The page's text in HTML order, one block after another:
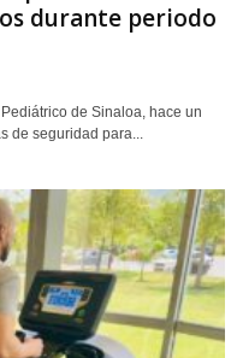
durante periodo
de Sinaloa, hace un
de seguridad para...